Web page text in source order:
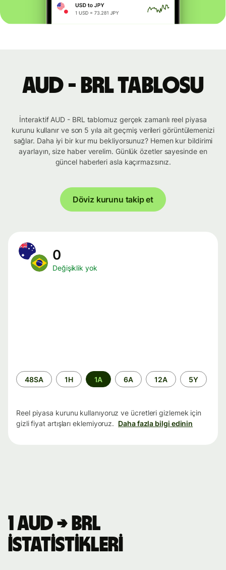
AUD - BRL tablosu
İnteraktif AUD - BRL tablomuz gerçek zamanlı reel piyasa
kurunu kullanır ve son 5 yıla ait geçmiş verileri görüntülemenizi
sağlar. Daha iyi bir kur mu bekliyorsunuz? Hemen kur bildirimi
ayarlayın, size haber verelim. Günlük özetler sayesinde en
güncel haberleri asla kaçırmazsınız.
Döviz kurunu takip et
0
Değişiklik yok
Zaman
aralığı
48SA 1H 1A 6A 12A 5Y
Reel piyasa kurunu kullanıyoruz ve ücretleri gizlemek için
gizli fiyat artışları eklemiyoruz. Daha fazla bilgi edinin
1 AUD → BRL
istatistikleri